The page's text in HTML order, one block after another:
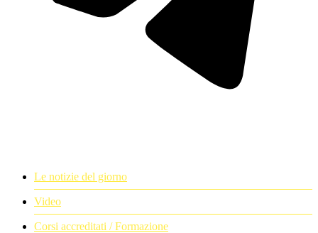
Le notizie del giorno
Video
Corsi accreditati / Formazione